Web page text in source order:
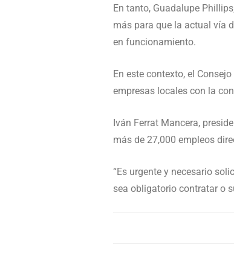
En tanto, Guadalupe
más para que la actual vía
en funcionamiento.
En este contexto, el
empresas locales con la
Iván Ferrat Mancera,
más de 27,000 empleos
“Es urgente y necesario
sea obligatorio contratar o